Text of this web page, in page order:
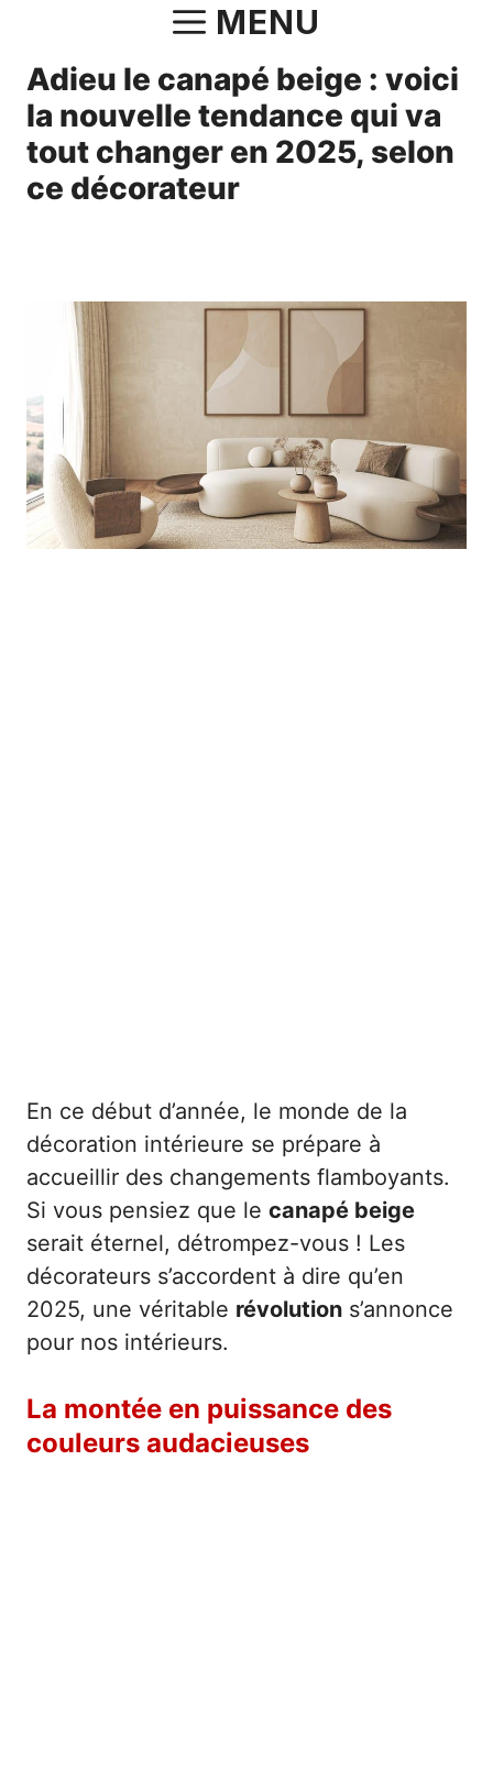
contenu
MENU
Adieu le canapé beige : voici
la nouvelle tendance qui va
tout changer en 2025, selon
ce décorateur
En ce début d’année, le monde de la
décoration intérieure se prépare à
accueillir des changements flamboyants.
Si vous pensiez que le canapé beige
serait éternel, détrompez-vous ! Les
décorateurs s’accordent à dire qu’en
2025, une véritable révolution s’annonce
pour nos intérieurs.
La montée en puissance des
couleurs audacieuses